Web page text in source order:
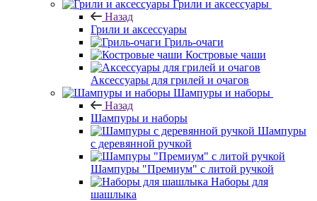
Грили и аксессуары
Назад
Грили и аксессуары
Гриль-очаги
Костровые чаши
Аксессуары для грилей и очагов
Шампуры и наборы
Назад
Шампуры и наборы
Шампуры
с деревянной ручкой
Шампуры "Премиум" с литой ручкой
Наборы для
шашлыка